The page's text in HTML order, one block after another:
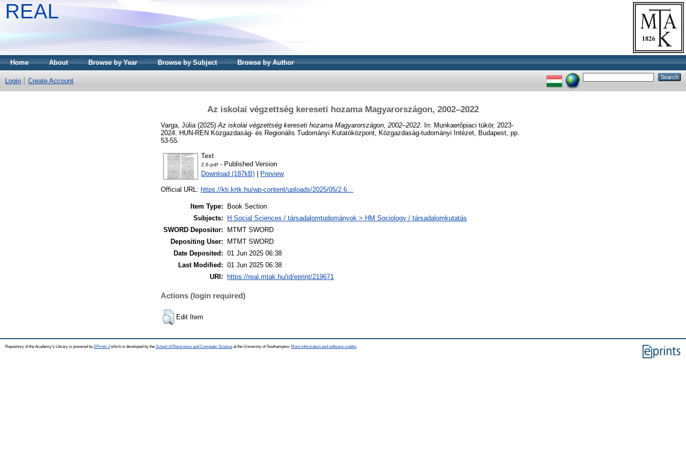
REAL
Home About Browse by Year Browse by Subject Browse by Author
Login Create Account
Az iskolai végzettség kereseti hozama Magyarországon, 2002–2022
Varga, Júlia (2025) Az iskolai végzettség kereseti hozama Magyarországon, 2002–2022. In: Munkaerőpiaci tükör, 2023-
2024. HUN-REN Közgazdaság- és Regionális Tudományi Kutatóközpont, Közgazdaság-tudományi Intézet, Budapest, pp.
53-55.
Text
2.6.pdf - Published Version
Download (187kB)
Preview
Official URL: https://kti.krtk.hu/wp-content/uploads/2025/05/2.6...
Item Type:
Book Section
Subjects:
H Social Sciences / társadalomtudományok > HM Sociology / társadalomkutatás
SWORD Depositor:
MTMT SWORD
Depositing User:
MTMT SWORD
Date Deposited: 01 Jun 2025 06:38
Last Modified: 01 Jun 2025 06:38
URI:
https://real.mtak.hu/id/eprint/219671
Actions (login required)
Edit Item
Repository of the Academy's Library is powered by EPrints 3which is developed by the School of Electronics and Computer Science at the University of Southampton. More information and software credits